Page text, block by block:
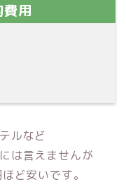
用
ルなど
は言えませんが
ど安いです。